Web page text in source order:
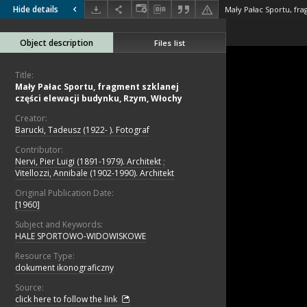
Hide details
Object description Files list
Title:
Mały Pałac Sportu, fragment szklanej
części elewacji budynku, Rzym, Włochy
Creator:
Barucki, Tadeusz (1922- ). Fotograf
Contributor:
Nervi, Pier Luigi (1891-1979). Architekt ;
Vitellozzi, Annibale (1902-1990). Architekt
Original Publication Date:
[1960]
Subject and Keywords:
HALE SPORTOWO-WIDOWISKOWE
Resource Type:
dokument ikonograficzny
Source:
click here to follow the link